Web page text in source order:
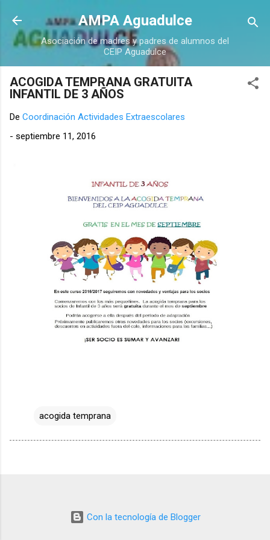
Ir al contenido principal
AMPA Aguadulce
Asociación de madres y padres de alumnos del
CEIP Aguadulce
ACOGIDA TEMPRANA GRATUITA
INFANTIL DE 3 AÑOS
De Coordinación Actividades Extraescolares
- septiembre 11, 2016
acogida temprana
Con la tecnología de Blogger